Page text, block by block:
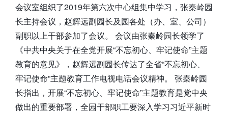
会议室组织了2019年第六次中心组集中学习，张秦岭园
长主持会议，赵辉远副园长及园各处（办、室、公司）
副职以上干部参加了会议。 会议由张秦岭园长领学了
《中共中央关于在全党开展“不忘初心、牢记使命”主题
教育的意见》，赵辉远副园长传达了全省“不忘初心、
牢记使命”主题教育工作电视电话会议精神。 张秦岭园
长指出，开展“不忘初心、牢记使命”主题教育是党中央
做出的重要部署，全园干部职工要深入学习习近平新时